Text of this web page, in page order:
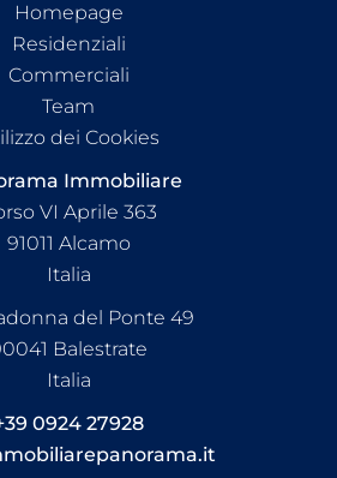
Homepage
Residenziali
Commerciali
Team
dei Cookies
Immobiliare
VI Aprile 363
91011 Alcamo
Italia
del Ponte 49
Balestrate
Italia
0924 27928